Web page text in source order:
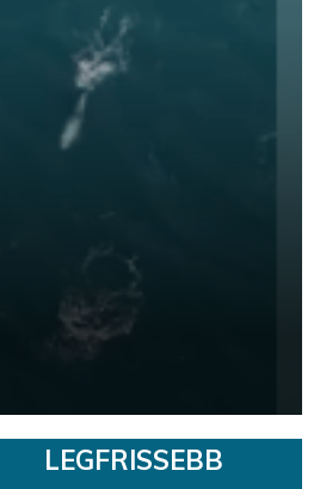
LEGFRISSEBB